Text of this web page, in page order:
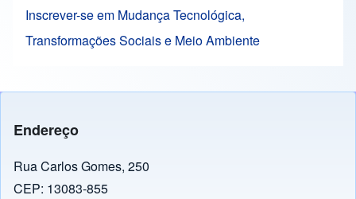
Inscrever-se em Mudança Tecnológica,
Transformações Sociais e Meio Ambiente
Endereço
Rua Carlos Gomes, 250
CEP: 13083-855